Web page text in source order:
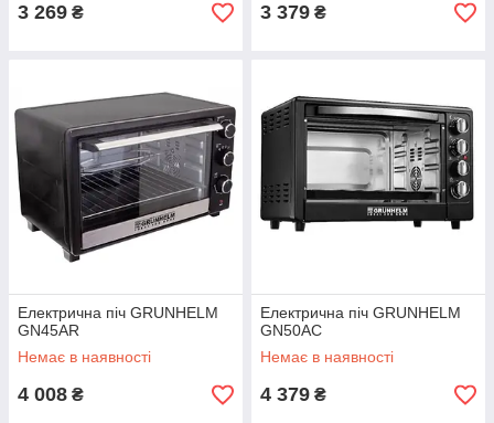
3 269 ₴ 3 379 ₴
Електрична піч GRUNHELM
GN45AR
Немає в наявності
4 008 ₴
Електрична піч GRUNHELM
GN50AC
Немає в наявності
4 379 ₴